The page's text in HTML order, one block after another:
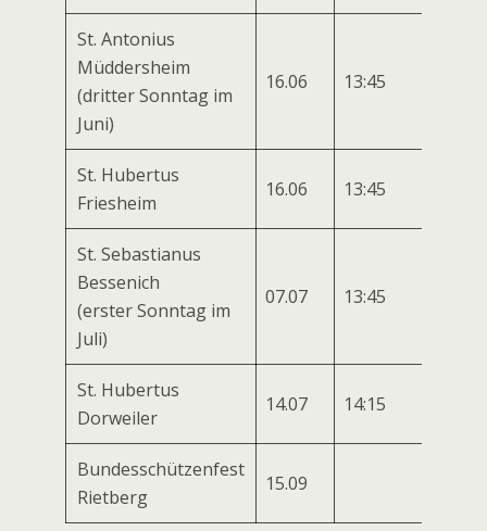
St. Antonius
Müddersheim
(dritter Sonntag im
Juni)
16.06 13:45
St. Hubertus
Friesheim
16.06 13:45
St. Sebastianus
Bessenich
(erster Sonntag im
Juli)
07.07 13:45
St. Hubertus
Dorweiler
14.07 14:15
Bundesschützenfest
Rietberg
15.09